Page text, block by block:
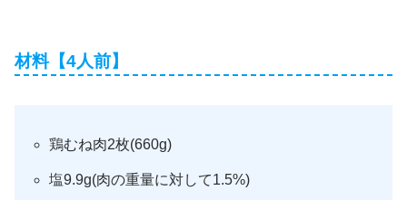
材料【4人前】
鶏むね肉2枚(660g)
塩9.9g(肉の重量に対して1.5%)